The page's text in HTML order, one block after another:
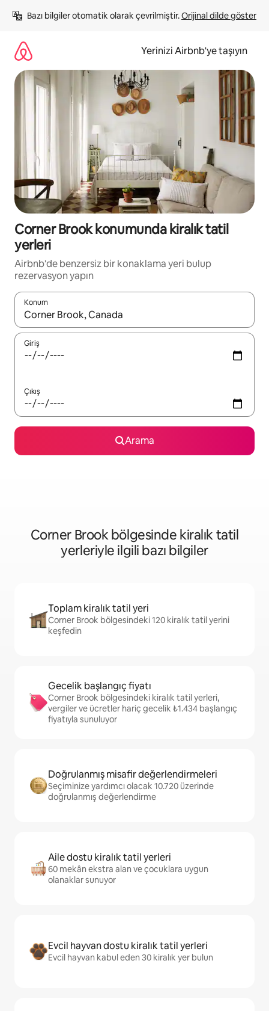
atla
Bazı bilgiler otomatik olarak çevrilmiştir. Orijinal dilde göster
Yerinizi Airbnb'ye taşıyın
Corner Brook konumunda kiralık tatil
yerleri
Airbnb'de benzersiz bir konaklama yeri bulup
rezervasyon yapın
Konum
Sonuçlar kullanılabilir olduğunda yukarı ve aşağı oklarıyla
Giriş
Çıkış
Arama
Corner Brook bölgesinde kiralık tatil
yerleriyle ilgili bazı bilgiler
Toplam kiralık tatil yeri
Corner Brook bölgesindeki 120 kiralık tatil yerini
keşfedin
Gecelik başlangıç fiyatı
Corner Brook bölgesindeki kiralık tatil yerleri,
vergiler ve ücretler hariç gecelik ₺1.434 başlangıç
fiyatıyla sunuluyor
Doğrulanmış misafir değerlendirmeleri
Seçiminize yardımcı olacak 10.720 üzerinde
doğrulanmış değerlendirme
Aile dostu kiralık tatil yerleri
60 mekân ekstra alan ve çocuklara uygun
olanaklar sunuyor
Evcil hayvan dostu kiralık tatil yerleri
Evcil hayvan kabul eden 30 kiralık yer bulun